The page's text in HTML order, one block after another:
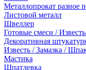
Металлопрокат разное
Листовой металл
Швеллер
Готовые смеси /
Декоративная
Известь / Замазка /
Мастика
Шпатлевка